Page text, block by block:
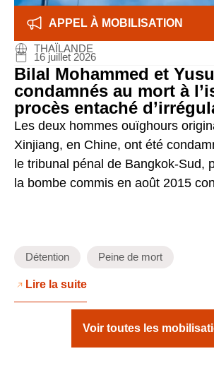
APPEL À MOBILISATION
THAÏLANDE
16 juillet 2026
Bilal Mohammed et
condamnés au mort à
procès entaché
Les deux hommes ouïghours
Xinjiang, en Chine, ont été
le tribunal pénal de Bangkok-Sud,
la bombe commis en août 2015
Détention Peine de mort
Lire la suite
Voir toutes les